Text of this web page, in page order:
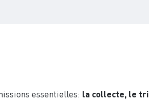
essentielles: la collecte, le